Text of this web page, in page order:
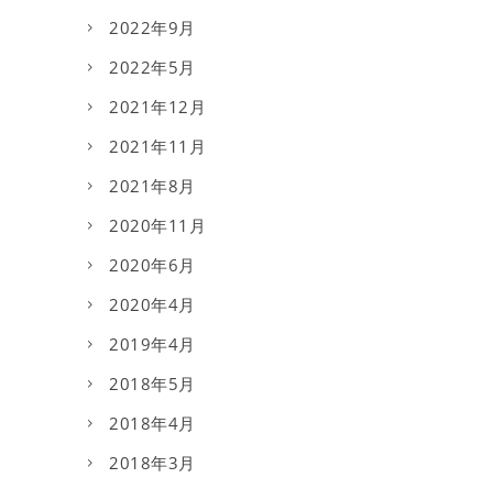
2022年9月
2022年5月
2021年12月
2021年11月
2021年8月
2020年11月
2020年6月
2020年4月
2019年4月
2018年5月
2018年4月
2018年3月